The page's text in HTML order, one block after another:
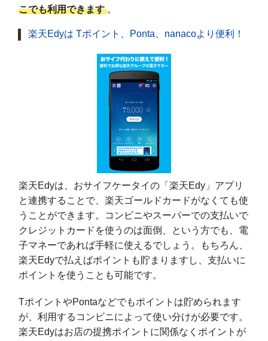
こでも利用できます 。
楽天Edyは Tポイント、Ponta、nanacoより便利！
楽天Edyは、おサイフケータイの「楽天Edy」アプリ
と連携することで、楽天ゴールドカードがなくても使
うことができます。コンビニやスーパーでの支払いで
クレジットカードを使うのは面倒、という方でも、電
子マネーであれば手軽に使えるでしょう。もちろん、
楽天Edyで払えばポイントも貯まりますし、支払いに
ポイントを使うことも可能です。
TポイントやPontaなどでもポイントは貯められます
が、利用するコンビニによって使い分けが必要です。
楽天Edyはお店の提携ポイントに関係なくポイントが